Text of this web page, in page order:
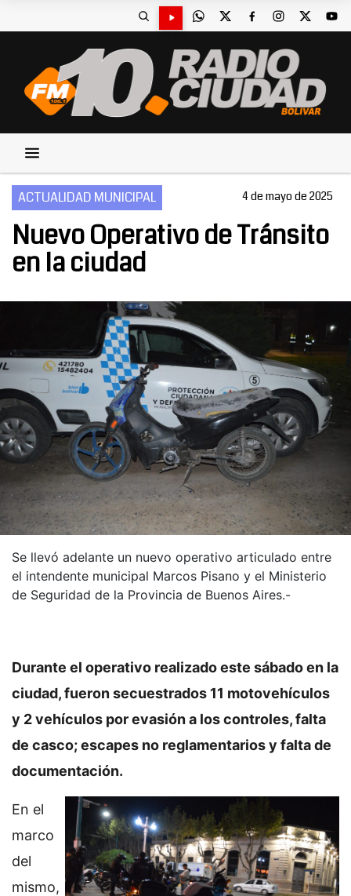
ACTUALIDAD MUNICIPAL 4 de mayo de 2025
Nuevo Operativo de Tránsito
en la ciudad
Se llevó adelante un nuevo operativo articulado entre
el intendente municipal Marcos Pisano y el Ministerio
de Seguridad de la Provincia de Buenos Aires.-
Durante el operativo realizado este sábado en la
ciudad, fueron secuestrados 11 motovehículos
y 2 vehículos por evasión a los controles, falta
de casco; escapes no reglamentarios y falta de
documentación.
En el
marco
del
mismo,